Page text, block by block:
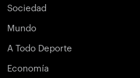
Sociedad
Mundo
A Todo Deporte
Economía